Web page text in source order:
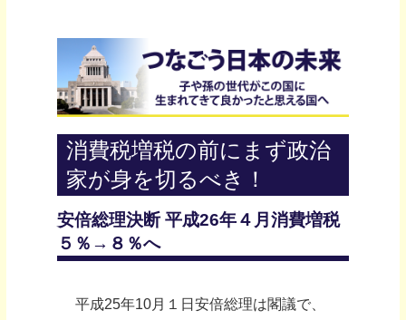
消費税増税の前にまず政治
家が身を切るべき！
安倍総理決断 平成26年４月消費増税
５％→８％へ
平成25年10月１日安倍総理は閣議で、